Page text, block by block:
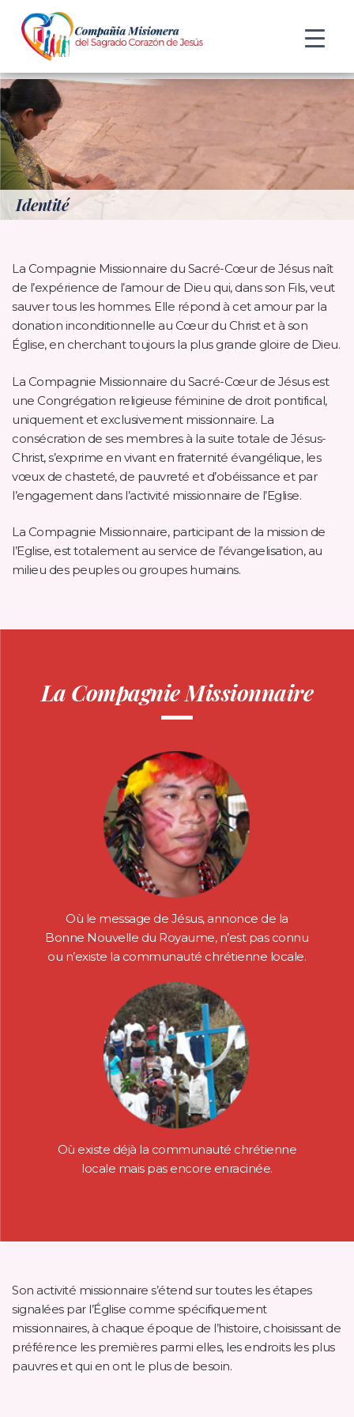
Identité
La Compagnie Missionnaire du Sacré-Cœur de Jésus naît
de l’expérience de l’amour de Dieu qui, dans son Fils, veut
sauver tous les hommes. Elle répond à cet amour par la
donation inconditionnelle au Cœur du Christ et à son
Église, en cherchant toujours la plus grande gloire de Dieu.
La Compagnie Missionnaire du Sacré-Cœur de Jésus est
une Congrégation religieuse féminine de droit pontifical,
uniquement et exclusivement missionnaire. La
consécration de ses membres à la suite totale de Jésus-
Christ, s’exprime en vivant en fraternité évangélique, les
vœux de chasteté, de pauvreté et d’obéissance et par
l’engagement dans l’activité missionnaire de l’Eglise.
La Compagnie Missionnaire, participant de la mission de
l’Eglise, est totalement au service de l’évangelisation, au
milieu des peuples ou groupes humains.
La Compagnie Missionnaire
Où le message de Jésus, annonce de la
Bonne Nouvelle du Royaume, n’est pas connu
ou n’existe la communauté chrétienne locale.
Où existe déjà la communauté chrétienne
locale mais pas encore enracinée.
Son activité missionnaire s’étend sur toutes les étapes
signalées par l’Église comme spécifiquement
missionnaires, à chaque époque de l’histoire, choisissant de
préférence les premières parmi elles, les endroits les plus
pauvres et qui en ont le plus de besoin.